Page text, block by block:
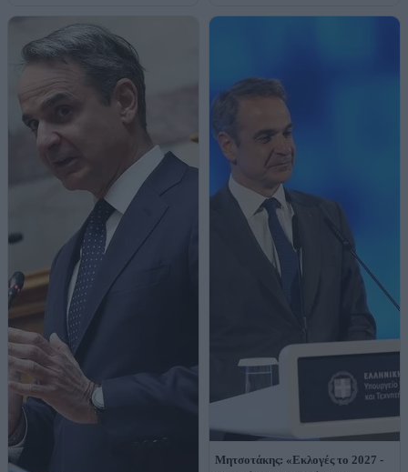
Μητσοτάκης: «Εκλογές το 2027 -